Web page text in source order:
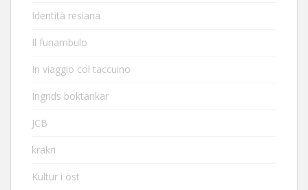
Identità resiana
Il funambulo
In viaggio col taccuino
Ingrids boktankar
JCB
krakri
Kultur i öst